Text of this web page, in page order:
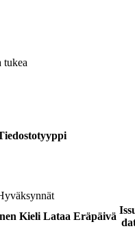
tukea
Kieli Lataa Eräpäivä